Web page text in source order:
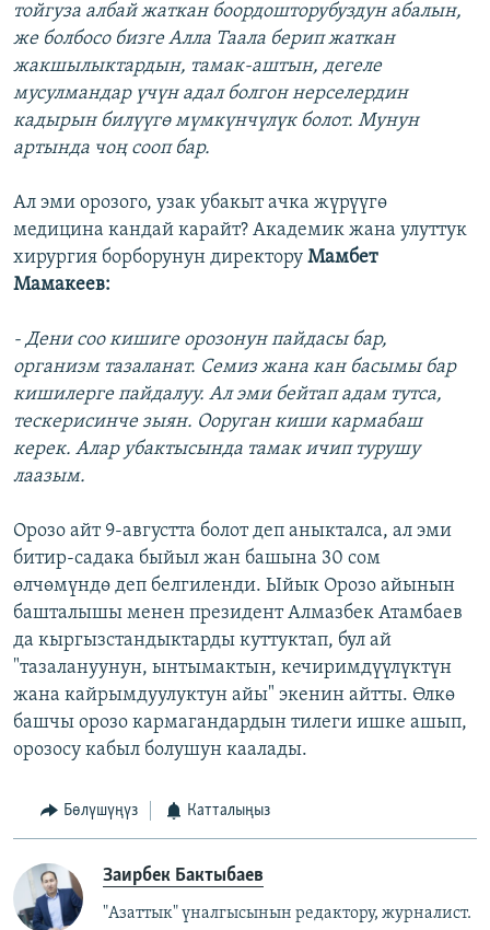
тойгуза албай жаткан боордошторубуздун абалын,
же болбосо бизге Алла Таала берип жаткан
жакшылыктардын, тамак-аштын, дегеле
мусулмандар үчүн адал болгон нерселердин
кадырын билүүгө мүмкүнчүлүк болот. Мунун
артында чоң сооп бар.
Ал эми орозого, узак убакыт ачка жүрүүгө
медицина кандай карайт? Академик жана улуттук
хирургия борборунун директору Мамбет
Мамакеев:
- Дени соо кишиге орозонун пайдасы бар,
организм тазаланат. Семиз жана кан басымы бар
кишилерге пайдалуу. Ал эми бейтап адам тутса,
тескерисинче зыян. Ооруган киши кармабаш
керек. Алар убактысында тамак ичип турушу
лаазым.
Орозо айт 9-августта болот деп аныкталса, ал эми
битир-садака быйыл жан башына 30 сом
өлчөмүндө деп белгиленди. Ыйык Орозо айынын
башталышы менен президент Алмазбек Атамбаев
да кыргызстандыктарды куттуктап, бул ай
"тазалануунун, ынтымактын, кечиримдүүлүктүн
жана кайрымдуулуктун айы" экенин айтты. Өлкө
башчы орозо кармагандардын тилеги ишке ашып,
орозосу кабыл болушун каалады.
Бөлүшүңүз Катталыңыз
Заирбек Бактыбаев
"Азаттык" үналгысынын редактору, журналист.